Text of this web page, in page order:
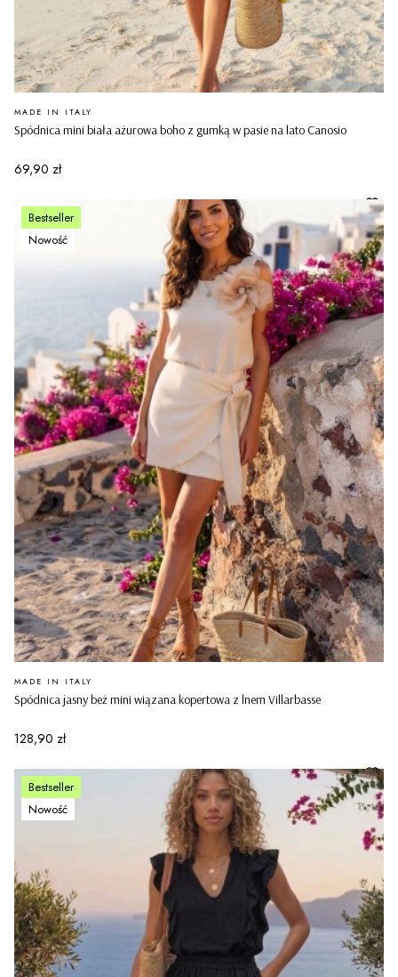
Spódnica mini biała ażurowa boho z gumką w pasie na lato Canosio
PRODUCENT
MADE IN ITALY
Cena
69,90 zł
Bestseller
Nowość
Spódnica jasny beż mini wiązana kopertowa z lnem Villarbasse
PRODUCENT
MADE IN ITALY
Cena
128,90 zł
Bestseller
Nowość